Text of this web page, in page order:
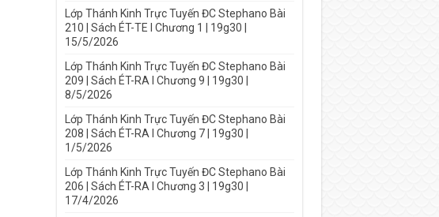
Lớp Thánh Kinh Trực Tuyến ĐC Stephano Bài
210 | Sách ÉT-TE I Chương 1 | 19g30 |
15/5/2026
Lớp Thánh Kinh Trực Tuyến ĐC Stephano Bài
209 | Sách ÉT-RA I Chương 9 | 19g30 |
8/5/2026
Lớp Thánh Kinh Trực Tuyến ĐC Stephano Bài
208 | Sách ÉT-RA I Chương 7 | 19g30 |
1/5/2026
Lớp Thánh Kinh Trực Tuyến ĐC Stephano Bài
206 | Sách ÉT-RA I Chương 3 | 19g30 |
17/4/2026